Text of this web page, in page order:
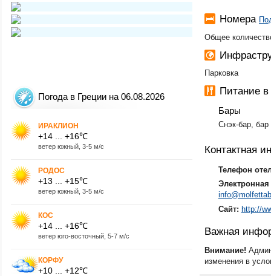
Погода в Греции на 06.08.2026
ИРАКЛИОН
+14 ... +16℃
ветер южный, 3-5 м/с
РОДОС
+13 ... +15℃
ветер южный, 3-5 м/с
КОС
+14 ... +16℃
ветер юго-восточный, 5-7 м/с
КОРФУ
+10 ... +12℃
Номера
Общее
Парковка
Питание в
Бары
Снэк-бар,
Контактная
Телефон
Электронная
Сайт: http://
Важная
Внимание!
изменения в